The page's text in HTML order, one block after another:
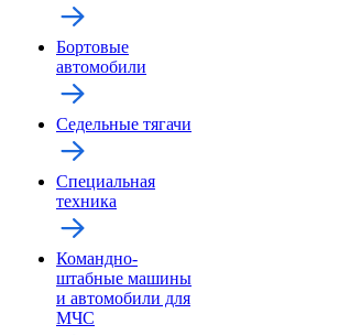
Бортовые
автомобили
Седельные тягачи
Специальная
техника
Командно-
штабные машины
и автомобили для
МЧС